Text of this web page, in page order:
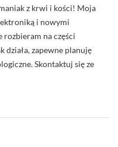
z krwi i kości! Moja
i nowymi
rozbieram na części
działa, zapewne planuję
Skontaktuj się ze